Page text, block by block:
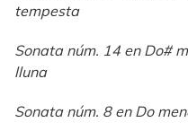
tempesta
Sonata núm. 14 en Do#
lluna
Sonata núm. 8 en Do